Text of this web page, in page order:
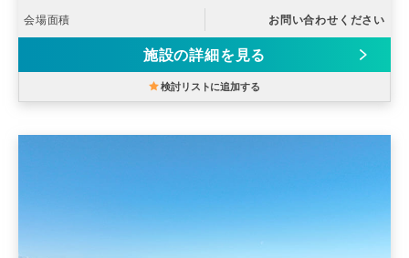
会場面積 お問い合わせください
施設の詳細を見る
検討リストに追加する